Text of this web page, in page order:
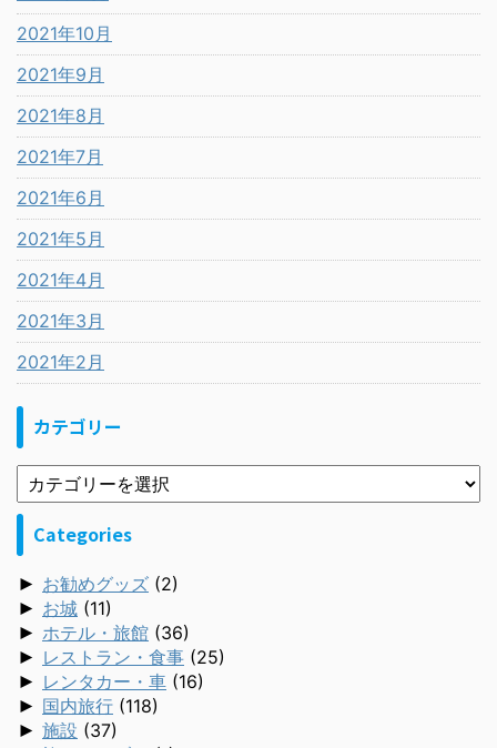
2021年10月
2021年9月
2021年8月
2021年7月
2021年6月
2021年5月
2021年4月
2021年3月
2021年2月
カテゴリー
Categories
► お勧めグッズ (2)
► お城 (11)
► ホテル・旅館 (36)
► レストラン・食事 (25)
► レンタカー・車 (16)
► 国内旅行 (118)
► 施設 (37)